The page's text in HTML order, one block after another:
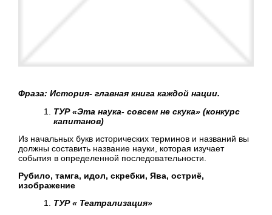
Фраза: История- главная книга каждой нации.
ТУР «Эта наука- совсем не скука» (конкурс
капитанов)
Из начальных букв исторических терминов и названий вы
должны составить название науки, которая изучает
события в определенной последовательности.
Рубило, тамга, идол, скребки, Ява, остриё,
изображение
ТУР « Театрализация»